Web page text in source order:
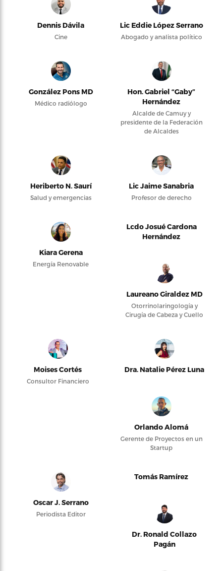
Dennis Dávila
Cine
Lic Eddie López Serrano
Abogado y analista político
González Pons MD
Médico radiólogo
Hon. Gabriel “Gaby”
Hernández
Alcalde de Camuy y
presidente de la Federación
de Alcaldes
Heriberto N. Saurí
Salud y emergencias
Lic Jaime Sanabria
Profesor de derecho
Kiara Gerena
Energía Renovable
Lcdo Josué Cardona
Hernández
Laureano Giraldez MD
Otorrinolaringología y
Cirugía de Cabeza y Cuello
Moises Cortés
Consultor Financiero
Dra. Natalie Pérez Luna
Orlando Alomá
Gerente de Proyectos en un
Startup
Oscar J. Serrano
Periodista Editor
Tomás Ramírez
Dr. Ronald Collazo
Pagán